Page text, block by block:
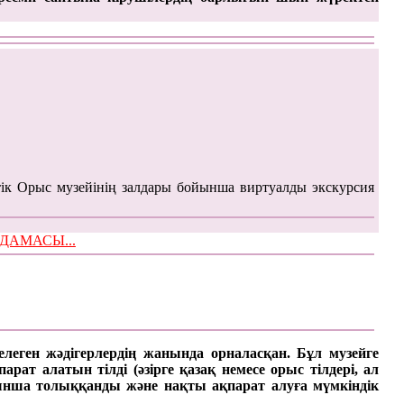
Орыс музейінің залдары бойынша виртуалды экскурсия
жәдігерлердің жанында орналасқан. Бұл музейге
алатын тілді (әзірге қазақ немесе орыс тілдері, ал
толыққанды және нақты ақпарат алуға мүмкіндік